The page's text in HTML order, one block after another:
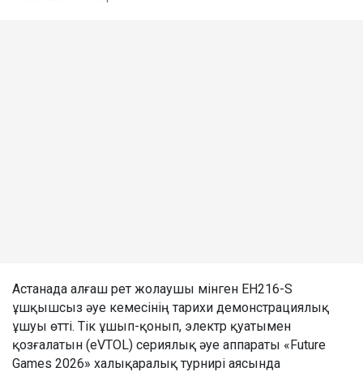
Астанада алғаш рет жолаушы мінген EH216-S
ұшқышсыз әуе кемесінің тарихи демонстрациялық
ұшуы өтті. Тік ұшып-қонып, электр қуатымен
қозғалатын (eVTOL) сериялық әуе аппараты «Future
Games 2026» халықаралық турнирі аясында